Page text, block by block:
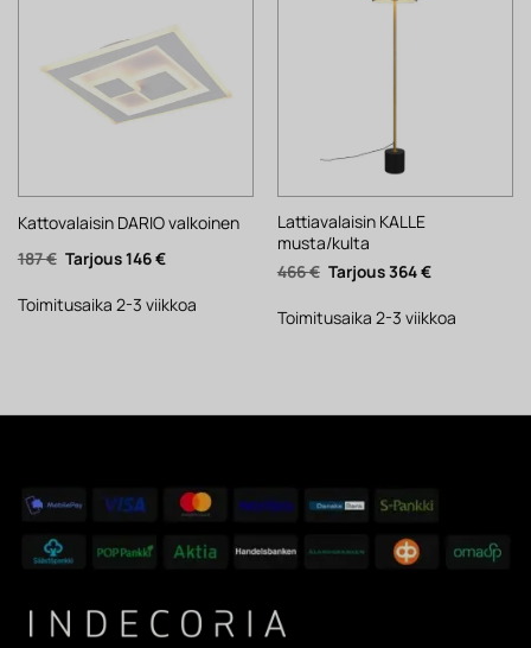
Kattovalaisin DARIO valkoinen
187€ Alkuperäinen
hinta
187 €.
146€Nykyinen
146 €.
Toimitusaika 2-3 viikkoa
Lattiavalaisin KALLE
musta/kulta
466€ Alkuperäinen
hinta
466 €.
364€Nykyinen
364 €.
Toimitusaika 2-3 viikkoa